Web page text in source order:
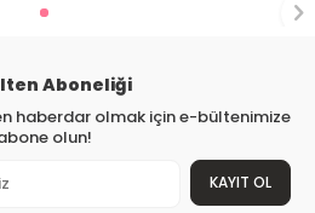
Aboneliği
haberdar olmak için e-bültenimize
olun!
KAYIT OL